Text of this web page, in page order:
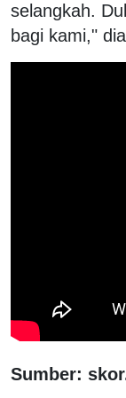
selangkah.
bagi kami,"
Sumber: